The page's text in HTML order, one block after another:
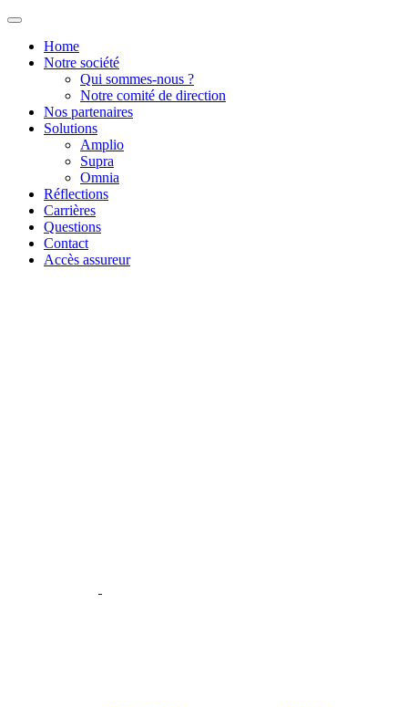
Home
Notre société
Qui sommes-nous ?
Notre comité de direction
Nos partenaires
Solutions
Amplio
Supra
Omnia
Réflections
Carrières
Questions
Contact
Accès assureur